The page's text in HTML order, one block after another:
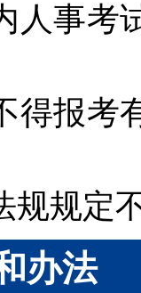
人事考
得报考
规规定
办法